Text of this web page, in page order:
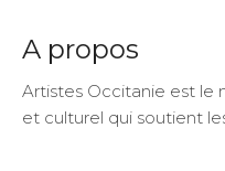
A propos
Artistes Occitanie est le
et culturel qui soutient